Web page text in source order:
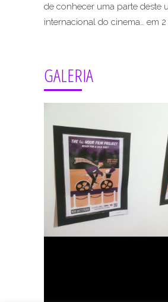
de conhecer uma parte deste
internacional do cinema… em 2
GALERIA